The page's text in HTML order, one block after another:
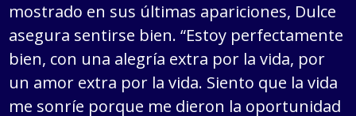
mostrado en sus últimas apariciones, Dulce
asegura sentirse bien. “Estoy perfectamente
bien, con una alegría extra por la vida, por
un amor extra por la vida. Siento que la vida
me sonríe porque me dieron la oportunidad